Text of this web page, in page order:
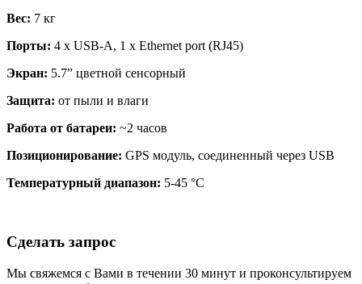
Вес: 7 кг
Порты: 4 x USB-A, 1 x Ethernet port (RJ45)
Экран: 5.7” цветной сенсорный
Защита: от пыли и влаги
Работа от батареи: ~2 часов
Позиционирование: GPS модуль, соединенный через USB
Температурный диапазон: 5-45 °C
Сделать запрос
Мы свяжемся с Вами в течении 30 минут и проконсультируем